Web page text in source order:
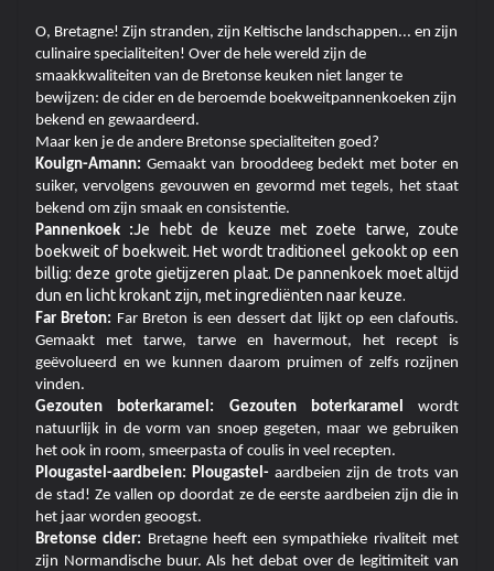
O, Bretagne! Zijn stranden, zijn Keltische landschappen... en zijn
culinaire specialiteiten! Over de hele wereld zijn de
smaakkwaliteiten van de Bretonse keuken niet langer te
bewijzen: de cider en de beroemde boekweitpannenkoeken zijn
bekend en gewaardeerd.
Maar ken je de andere Bretonse specialiteiten goed?
Kouign-Amann: Gemaakt van brooddeeg bedekt met boter en
suiker, vervolgens gevouwen en gevormd met tegels, het staat
bekend om zijn smaak en consistentie.
Pannenkoek :Je hebt de keuze met zoete tarwe, zoute
boekweit of boekweit. Het wordt traditioneel gekookt op een
billig: deze grote gietijzeren plaat. De pannenkoek moet altijd
dun en licht krokant zijn, met ingrediënten naar keuze.
Far Breton: Far Breton is een dessert dat lijkt op een clafoutis.
Gemaakt met tarwe, tarwe en havermout, het recept is
geëvolueerd en we kunnen daarom pruimen of zelfs rozijnen
vinden.
Gezouten boterkaramel: Gezouten boterkaramel wordt
natuurlijk in de vorm van snoep gegeten, maar we gebruiken
het ook in room, smeerpasta of coulis in veel recepten.
Plougastel-aardbeien: Plougastel- aardbeien zijn de trots van
de stad! Ze vallen op doordat ze de eerste aardbeien zijn die in
het jaar worden geoogst.
Bretonse cider: Bretagne heeft een sympathieke rivaliteit met
zijn Normandische buur. Als het debat over de legitimiteit van